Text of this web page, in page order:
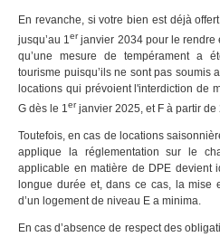
En revanche, si votre bien est déjà
jusqu’au 1er janvier 2034 pour le rendre
qu’une mesure de tempérament a
tourisme puisqu’ils ne sont pas soumis
locations qui prévoient l'interdiction de
G dès le 1er janvier 2025, et F à partir de
Toutefois, en cas de locations
applique la réglementation sur le
applicable en matière de DPE devient
longue durée et, dans ce cas, la mise
d’un logement de niveau E a minima.
En cas d’absence de respect des